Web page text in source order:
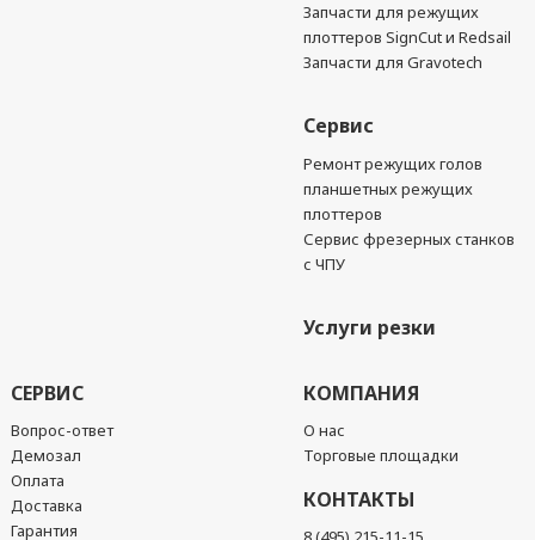
Запчасти для режущих
плоттеров SignCut и Redsail
Запчасти для Gravotech
Сервис
Ремонт режущих голов
планшетных режущих
плоттеров
Сервис фрезерных станков
с ЧПУ
Услуги резки
СЕРВИС
Вопрос-ответ
Демозал
Оплата
Доставка
Гарантия
КОМПАНИЯ
О нас
Торговые площадки
КОНТАКТЫ